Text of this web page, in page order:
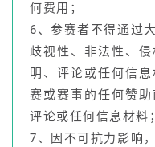
何费用；
6、参赛者不得通过
歧视性、非法性、
明、评论或任何信
赛或赛事的任何赞
评论或任何信息材料；
7、因不可抗力影响